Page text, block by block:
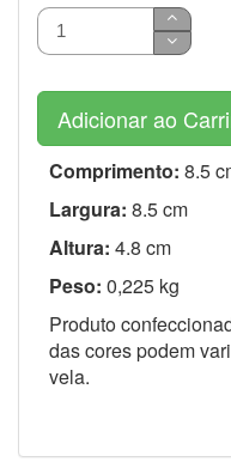
Adicionar ao
Comprimento: 8.5
Largura: 8.5 cm
Altura: 4.8 cm
Peso: 0,225 kg
Produto
das cores podem
vela.